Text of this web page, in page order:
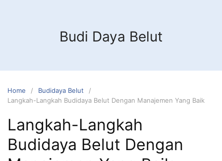
Budi Daya Belut
Home
Budidaya Belut
Langkah-Langkah Budidaya Belut Dengan Manajemen Yang Baik
Langkah-Langkah
Budidaya Belut Dengan